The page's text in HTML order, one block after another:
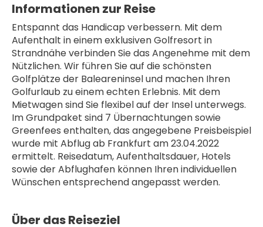
Informationen zur Reise
Entspannt das Handicap verbessern. Mit dem
Aufenthalt in einem exklusiven Golfresort in
Strandnähe verbinden Sie das Angenehme mit dem
Nützlichen. Wir führen Sie auf die schönsten
Golfplätze der Baleareninsel und machen Ihren
Golfurlaub zu einem echten Erlebnis. Mit dem
Mietwagen sind Sie flexibel auf der Insel unterwegs.
Im Grundpaket sind 7 Übernachtungen sowie
Greenfees enthalten, das angegebene Preisbeispiel
wurde mit Abflug ab Frankfurt am 23.04.2022
ermittelt. Reisedatum, Aufenthaltsdauer, Hotels
sowie der Abflughafen können Ihren individuellen
Wünschen entsprechend angepasst werden.
Über das Reiseziel